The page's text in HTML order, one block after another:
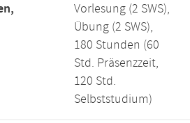
Vorlesung (2 SWS),
Übung (2 SWS),
180 Stunden (60
Std. Präsenzzeit,
120 Std.
Selbststudium)